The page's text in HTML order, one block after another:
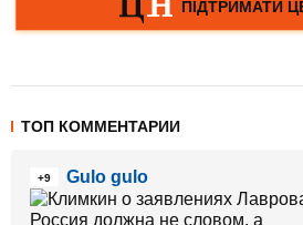
ТОП КОММЕНТАРИИ
+9 Gulo gulo